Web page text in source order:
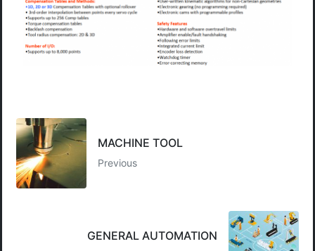
MACHINE TOOL
Previous
GENERAL AUTOMATION